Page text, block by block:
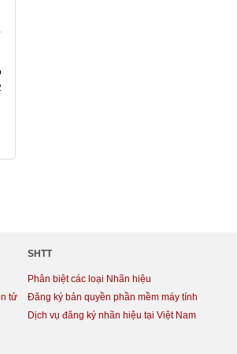
tử
SHTT
Phân biệt các loại Nhãn hiệu
Đăng ký bản quyền phần mềm máy tính
Dịch vụ đăng ký nhãn hiệu tại Việt Nam